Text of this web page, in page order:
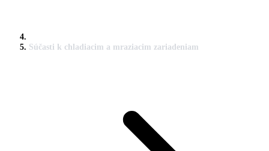
Súčasti k chladiacim a mraziacim zariadeniam